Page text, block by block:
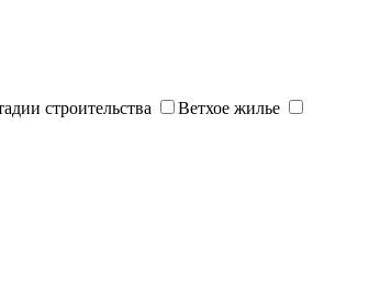
строительства
Ветхое жилье